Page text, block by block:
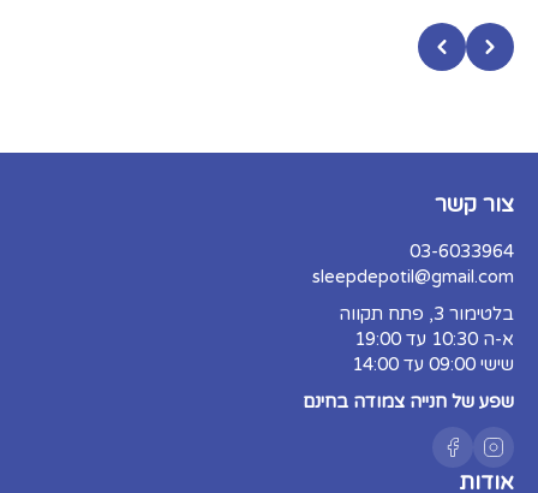
אודות
צור קשר
03-6033964
sleepdepotil@gmail.com
בלטימור 3, פתח תקווה
א-ה 10:30 עד 19:00
שישי 09:00 עד 14:00
שפע של חנייה צמודה בחינם